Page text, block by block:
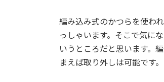
編み込み式のかつらを使わ
っしゃいます。そこで気に
いうところだと思います。
まえば取り外しは可能です。